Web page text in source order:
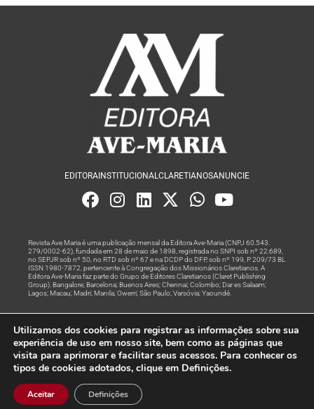
EDITORAINSTITUCIONAL CLARETIANOSANUNCIE
Revista Ave Maria é uma publicação mensal da Editora Ave-Maria (CNPJ 60.543.
279/0002-62), fundada em 28 de maio de 1898, registrada no SNPI sob nº 22.689,
no SEPJR sob nº 50, no RTD sob nº 67 e na DCDP do DFP, sob nº 199, P. 209/73 BL
ISSN 1980-7872, pertencente à Congregação dos Missionários Claretianos. A
Editora Ave-Maria faz parte do Grupo de Editores Claretianos (Claret Publishing
Group). Bangalore; Barcelona; Buenos Aires; Chennai; Colombo; Dar es Salaam;
Lagos; Macau; Madri; Manila; Owerri; São Paulo; Varsóvia; Yaoundé.
Rede
© Todos os Direitos Reservados
Utilizamos dos cookies para registrar as informações sobre sua
experiência de uso em nosso site, bem como as páginas que
visita para aprimorar e facilitar seus acessos. Para conhecer os
tipos de cookies adotados, clique em Definições.
Aceitar Definições